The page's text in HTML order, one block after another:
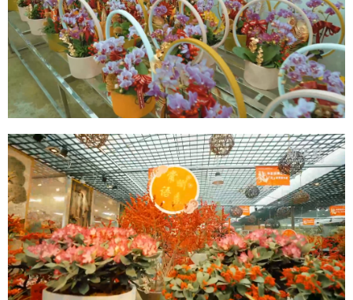
文化产业
地方频道
北京 天津 河北 山西
辽宁 吉林 上海 江苏
浙江 安徽 福建 江西
山东 河南 湖北 湖南
广东 广西 海南 重庆
四川 贵州 云南 西藏